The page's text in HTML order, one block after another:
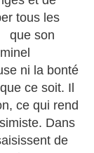
tous les
que son
ni la bonté
ce soit. Il
ce qui rend
Dans
de